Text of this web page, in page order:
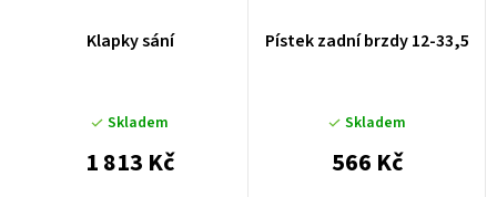
Klapky sání
Skladem
1 813 Kč
Pístek zadní brzdy 12-33,5
Skladem
566 Kč